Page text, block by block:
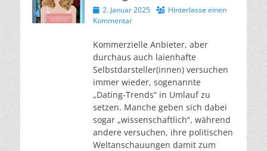
Veröffentlicht
am
2. Januar 2025
Hinterlasse einen
Kommentar
Kommerzielle Anbieter, aber
durchaus auch laienhafte
Selbstdarsteller(innen) versuchen
immer wieder, sogenannte
„Dating-Trends“ in Umlauf zu
setzen. Manche geben sich dabei
sogar „wissenschaftlich“, während
andere versuchen, ihre politischen
Weltanschauungen damit zum